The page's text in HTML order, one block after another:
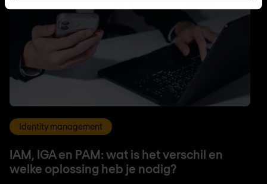
Identity management
IAM, IGA en PAM: wat is het verschil en
welke oplossing heb je nodig?